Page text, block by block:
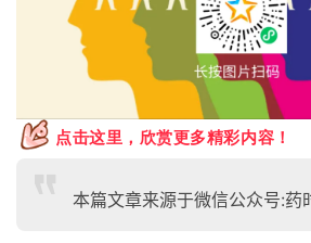
本篇文章来源于微信公众号:药
发布者：药时代，转载请首先联系
得授权